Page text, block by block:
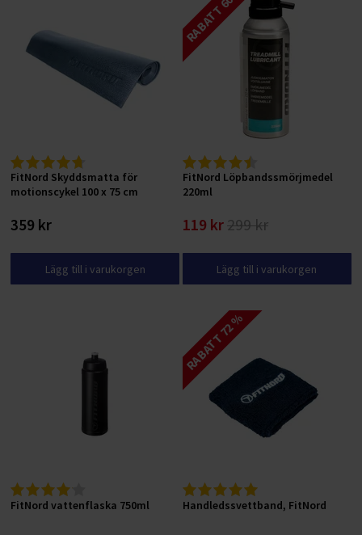
FitNord Skyddsmatta för
motionscykel 100 x 75 cm
359 kr
Lägg till i varukorgen
RABATT 60 %
FitNord Löpbandssmörjmedel
220ml
119 kr299 kr
Lägg till i varukorgen
FitNord vattenflaska 750ml
RABATT 72 %
Handledssvettband, FitNord